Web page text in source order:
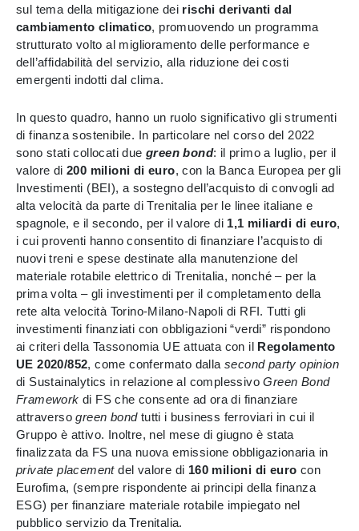
sul tema della mitigazione dei rischi derivanti dal
cambiamento climatico, promuovendo un programma
strutturato volto al miglioramento delle performance e
dell’affidabilità del servizio, alla riduzione dei costi
emergenti indotti dal clima.
In questo quadro, hanno un ruolo significativo gli strumenti
di finanza sostenibile. In particolare nel corso del 2022
sono stati collocati due green bond: il primo a luglio, per il
valore di200 milioni di euro, con la Banca Europea per gli
Investimenti (BEI), a sostegno dell’acquisto di convogli ad
alta velocità da parte di Trenitalia per le linee italiane e
spagnole, e il secondo, per il valore di 1,1 miliardi di euro,
i cui proventi hanno consentito di finanziare l’acquisto di
nuovi treni e spese destinate alla manutenzione del
materiale rotabile elettrico di Trenitalia, nonché – per la
prima volta – gli investimenti per il completamento della
rete alta velocità Torino-Milano-Napoli di RFI. Tutti gli
investimenti finanziati con obbligazioni “verdi” rispondono
ai criteri della Tassonomia UE attuata con il Regolamento
UE 2020/852, come confermato dallasecond party opinion
di Sustainalytics in relazione al complessivoGreen Bond
Frameworkdi FS che consente ad ora di finanziare
attraversogreen bondtutti i business ferroviari in cui il
Gruppo è attivo. Inoltre, nel mese di giugno è stata
finalizzata da FS una nuova emissione obbligazionaria in
private placementdel valore di 160 milioni di euro con
Eurofima, (sempre rispondente ai principi della finanza
ESG) per finanziare materiale rotabile impiegato nel
pubblico servizio da Trenitalia.